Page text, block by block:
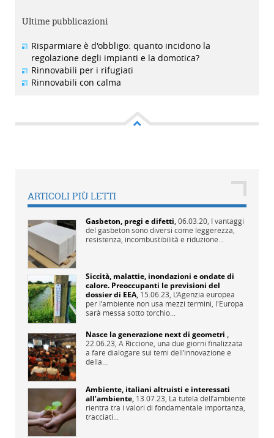
Ultime pubblicazioni
Risparmiare è d'obbligo: quanto incidono la
regolazione degli impianti e la domotica?
Rinnovabili per i rifugiati
Rinnovabili con calma
ARTICOLI PIÙ LETTI
Gasbeton, pregi e difetti,06.03.20, I vantaggi
del gasbeton sono diversi come leggerezza,
resistenza, incombustibilità e riduzione...
Siccità, malattie, inondazioni e ondate di
calore. Preoccupanti le previsioni del
dossier di EEA, 15.06.23, L’Agenzia europea
per l’ambiente non usa mezzi termini, l'Europa
sarà messa sotto torchio...
Nasce la generazione next di geometri ,
22.06.23, A Riccione, una due giorni finalizzata
a fare dialogare sui temi dell’innovazione e
della...
Ambiente, italiani altruisti e interessati
all’ambiente, 13.07.23, La tutela dell’ambiente
rientra tra i valori di fondamentale importanza,
tracciati...